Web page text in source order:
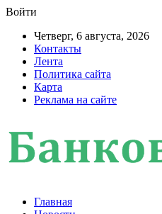
Войти
Четверг, 6 августа, 2026
Контакты
Лента
Политика сайта
Карта
Реклама на сайте
Главная